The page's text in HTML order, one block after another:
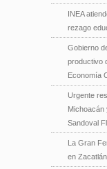
INEA
rezago
Gobierno
productivo
Economía
Urgente
Michoacán
Sandoval
La Gran
en Zacatlán